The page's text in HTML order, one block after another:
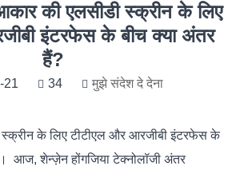
की एलसीडी स्क्रीन के लिए
इंटरफेस के बीच क्या अंतर
हैं?
21 34 मुझे संदेश दे देना
के लिए टीटीएल और आरजीबी इंटरफेस के
आज, शेन्ज़ेन होंगजिया टेक्नोलॉजी अंतर